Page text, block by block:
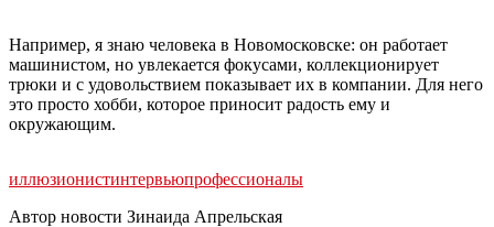
Например, я знаю человека в Новомосковске: он работает
машинистом, но увлекается фокусами, коллекционирует
трюки и с удовольствием показывает их в компании. Для него
это просто хобби, которое приносит радость ему и
окружающим.
иллюзионистинтервьюпрофессионалы
Автор новости Зинаида Апрельская